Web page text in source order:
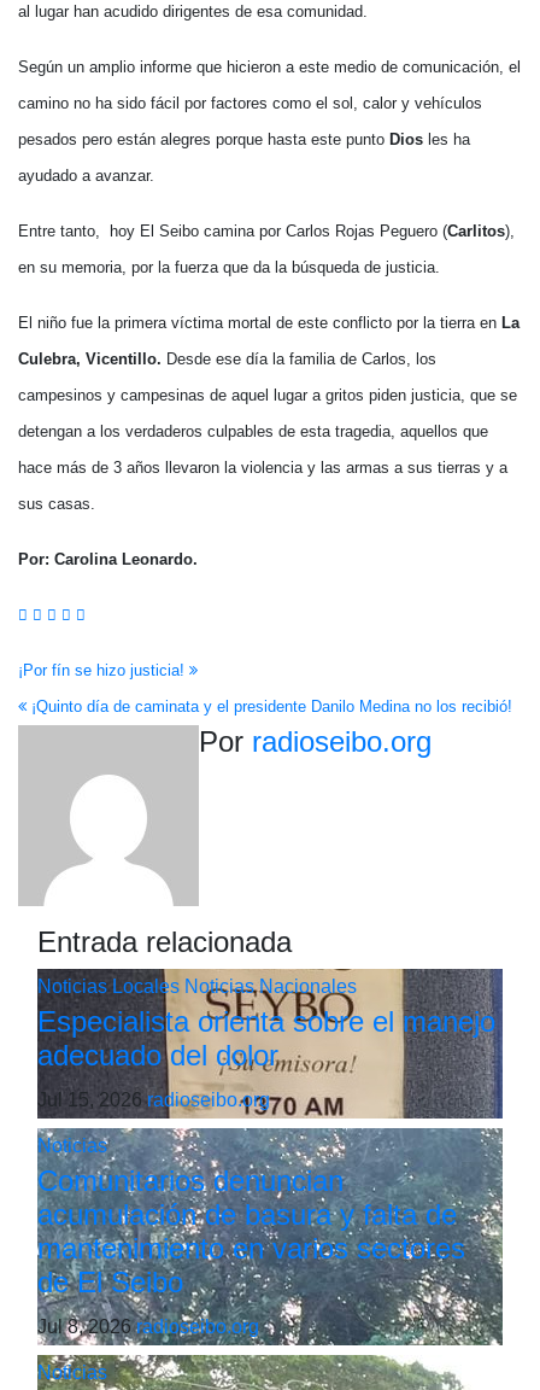
al lugar han acudido dirigentes de esa comunidad.
Según un amplio informe que hicieron a este medio de comunicación, el
camino no ha sido fácil por factores como el sol, calor y vehículos
pesados pero están alegres porque hasta este punto Dios les ha
ayudado a avanzar.
Entre tanto, hoy El Seibo camina por Carlos Rojas Peguero (Carlitos),
en su memoria, por la fuerza que da la búsqueda de justicia.
El niño fue la primera víctima mortal de este conflicto por la tierra en La
Culebra, Vicentillo. Desde ese día la familia de Carlos, los
campesinos y campesinas de aquel lugar a gritos piden justicia, que se
detengan a los verdaderos culpables de esta tragedia, aquellos que
hace más de 3 años llevaron la violencia y las armas a sus tierras y a
sus casas.
Por: Carolina Leonardo.
Navegación
de
entradas
¡Por fín se hizo justicia!
¡Quinto día de caminata y el presidente Danilo Medina no los recibió!
Por radioseibo.org
Entrada relacionada
Noticias Locales Noticias Nacionales
Especialista orienta sobre el manejo
adecuado del dolor
Jul 15, 2026radioseibo.org
Noticias
Comunitarios denuncian
acumulación de basura y falta de
mantenimiento en varios sectores
de El Seibo
Jul 8, 2026radioseibo.org
Noticias